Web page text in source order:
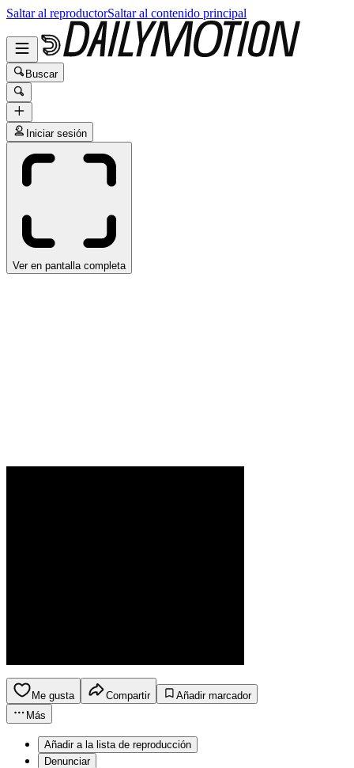
Saltar al reproductorSaltar al contenido principal
Buscar
Iniciar sesión
Ver en pantalla completa
Me gusta Compartir
Añadir marcador
Más
Añadir a la lista de reproducción
Denunciar